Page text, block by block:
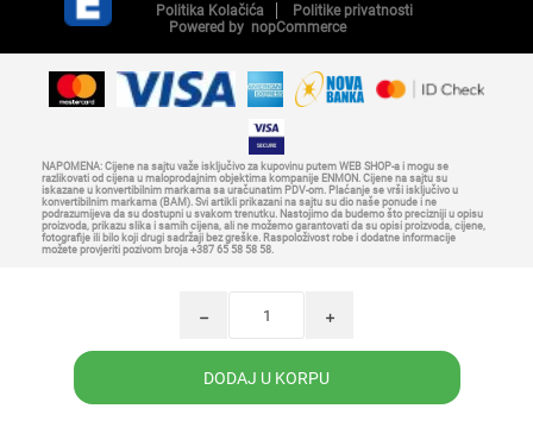
i
h
Politika Kolačića
Politike privatnosti
Powered by nopCommerce
NAPOMENA: Cijene na sajtu važe isključivo za kupovinu putem WEB SHOP-a i mogu se
razlikovati od cijena u maloprodajnim objektima kompanije ENMON. Cijene na sajtu su
iskazane u konvertibilnim markama sa uračunatim PDV-om. Plaćanje se vrši isključivo u
konvertibilnim markama (BAM). Svi artikli prikazani na sajtu su dio naše ponude i ne
podrazumijeva da su dostupni u svakom trenutku. Nastojimo da budemo što precizniji u opisu
proizvoda, prikazu slika i samih cijena, ali ne možemo garantovati da su opisi proizvoda, cijene,
fotografije ili bilo koji drugi sadržaji bez greške. Raspoloživost robe i dodatne informacije
možete provjeriti pozivom broja +387 65 58 58 58.